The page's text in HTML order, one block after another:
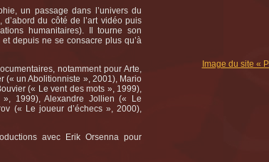
un passage dans l’univers du
d’abord du côté de l’art vidéo puis
humanitaires). Il tourne son
depuis ne se consacre plus qu’à
notamment pour Arte,
(« un Abolitionniste », 2001), Mario
(« Le vent des mots », 1999),
1999), Alexandre Jollien (« Le
(« Le joueur d’échecs », 2000),
avec Erik Orsenna pour
Image du site «